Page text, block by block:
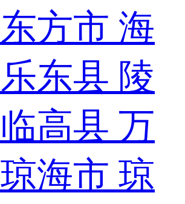
东方市 海
乐东县 陵
临高县 万
琼海市 琼